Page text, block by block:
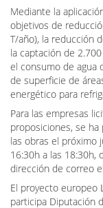
Mediante la
objetivos de
T/año), la reducción
la captación de
el consumo de agua
de superficie de
energético para
Para las empresas
proposiciones, se ha
las obras el próximo
16:30h a las 18:30h,
dirección de correo
El proyecto europeo
participa Diputación